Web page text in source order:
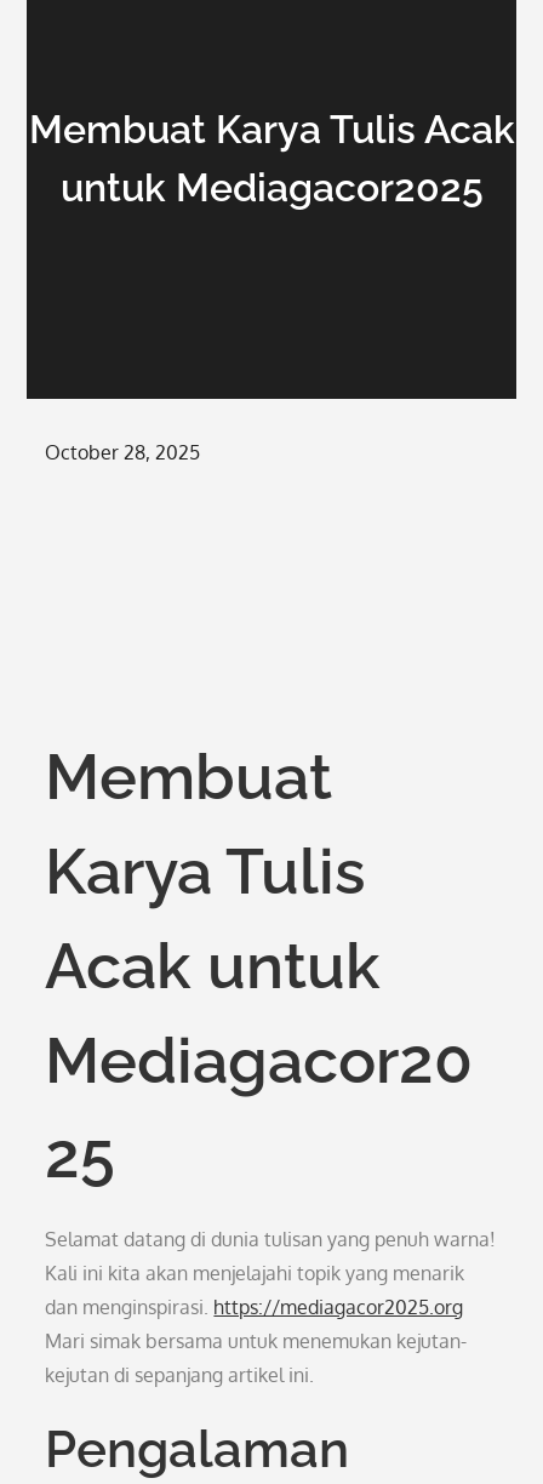
Membuat Karya Tulis Acak
untuk Mediagacor2025
Posted
October 28, 2025
Membuat
Karya Tulis
Acak untuk
Mediagacor20
25
Selamat datang di dunia tulisan yang penuh warna!
Kali ini kita akan menjelajahi topik yang menarik
dan menginspirasi. https://mediagacor2025.org
Mari simak bersama untuk menemukan kejutan-
kejutan di sepanjang artikel ini.
Pengalaman